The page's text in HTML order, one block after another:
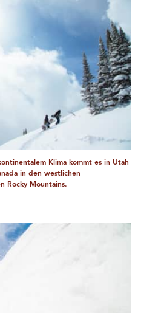
Klima kommt es in Utah
in den westlichen
Rocky Mountains.